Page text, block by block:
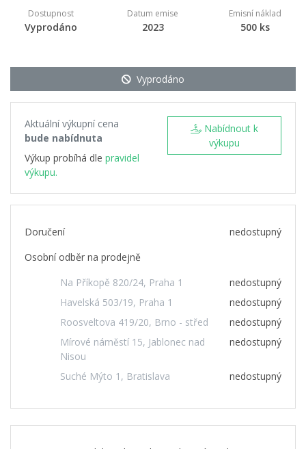
Dostupnost
Vyprodáno
Datum emise
2023
Emisní náklad
500 ks
Vyprodáno
Aktuální výkupní cena
bude nabídnuta
Výkup probíhá dle pravidel
výkupu.
výkupu
Doručení
nedostupný
Osobní odběr na prodejně
Na Příkopě 820/24, Praha 1
nedostupný
Havelská 503/19, Praha 1
nedostupný
Roosveltova 419/20, Brno - střed
nedostupný
Mírové náměstí 15, Jablonec nad
Nisou
nedostupný
Suché Mýto 1, Bratislava nedostupný